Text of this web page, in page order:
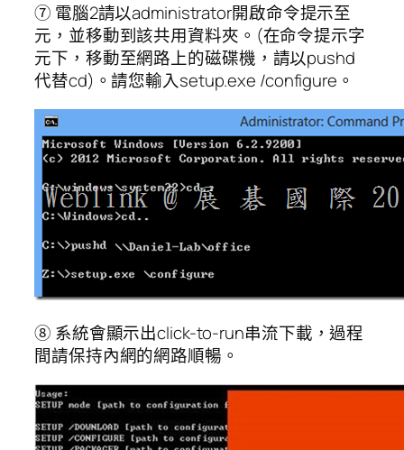
⑦ 電腦2請以administrator開啟命令提示至
元，並移動到該共用資料夾。(在命令提示字
元下，移動至網路上的磁碟機，請以pushd
代替cd)。請您輸入setup.exe /configure。
⑧ 系統會顯示出click-to-run串流下載，過程
間請保持內網的網路順暢。